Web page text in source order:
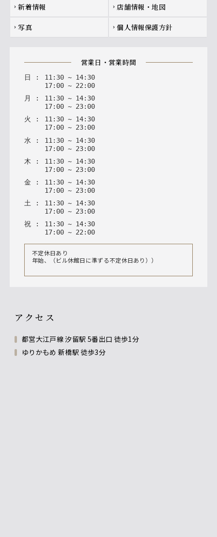
chevron_right 新着情報 chevron_right 店舗情報・地図
chevron_right 写真 chevron_right 個人情報保護方針
営業日・営業時間
日 : 11 : 30 ~ 14: 30
17: 00 ~ 22 : 00
月
: 11: 30 ~ 14: 30
17: 00 ~ 23: 00
火
: 11: 30 ~ 14: 30
17: 00 ~ 23: 00
水 : 11 : 30 ~ 14: 30
17: 00 ~ 23: 00
木 : 11 : 30 ~ 14: 30
17: 00 ~ 23: 00
金 : 11 : 30 ~ 14: 30
17: 00 ~ 23: 00
土 : 11 : 30 ~ 14: 30
17: 00 ~ 23: 00
祝 : 11: 30 ~ 14: 30
17: 00 ~ 22: 00
不定休日あり
年始、（ビル休館日に準ずる不定休日あり））
アクセス
都営大江戸線 汐留駅 5番出口 徒歩1分
ゆりかもめ 新橋駅 徒歩3分